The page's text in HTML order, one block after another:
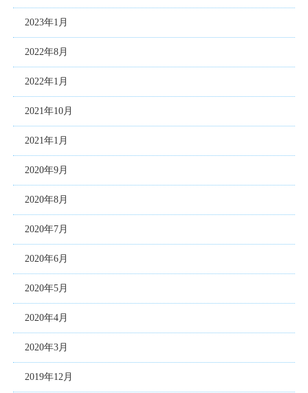
2023年1月
2022年8月
2022年1月
2021年10月
2021年1月
2020年9月
2020年8月
2020年7月
2020年6月
2020年5月
2020年4月
2020年3月
2019年12月